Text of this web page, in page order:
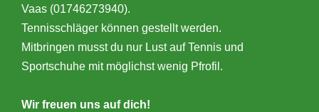
Vaas (01746273940).
Tennisschläger können gestellt werden.
Mitbringen musst du nur Lust auf Tennis und
Sportschuhe mit möglichst wenig Pfrofil.
Wir freuen uns auf dich!